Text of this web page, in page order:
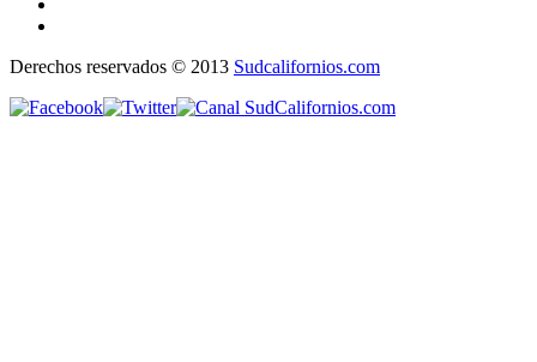
Derechos reservados © 2013 Sudcalifornios.com